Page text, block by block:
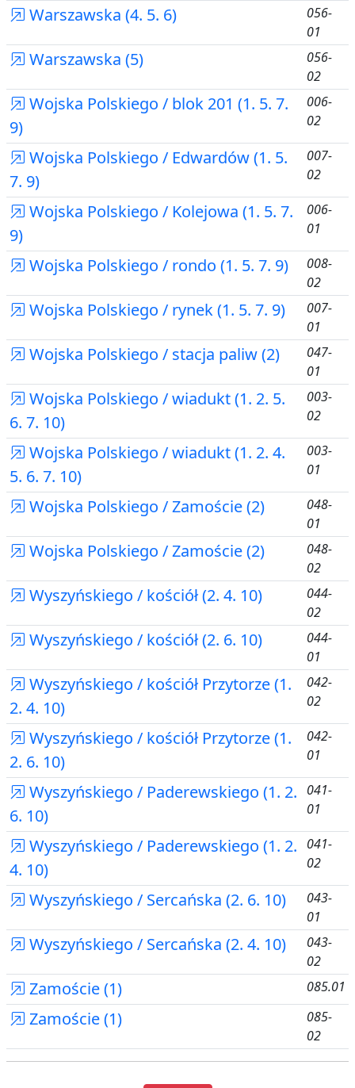
Warszawska (4. 5. 6)
056-
01
Warszawska (5)
056-
02
Wojska Polskiego / blok 201 (1. 5. 7.
9)
006-
02
Wojska Polskiego / Edwardów (1. 5.
7. 9)
007-
02
Wojska Polskiego / Kolejowa (1. 5. 7.
9)
006-
01
Wojska Polskiego / rondo (1. 5. 7. 9)
008-
02
Wojska Polskiego / rynek (1. 5. 7. 9)
007-
01
Wojska Polskiego / stacja paliw (2)
047-
01
Wojska Polskiego / wiadukt (1. 2. 5.
6. 7. 10)
003-
02
Wojska Polskiego / wiadukt (1. 2. 4.
5. 6. 7. 10)
003-
01
Wojska Polskiego / Zamoście (2)
048-
01
Wojska Polskiego / Zamoście (2)
048-
02
Wyszyńskiego / kościół (2. 4. 10)
044-
02
Wyszyńskiego / kościół (2. 6. 10)
044-
01
Wyszyńskiego / kościół Przytorze (1.
2. 4. 10)
042-
02
Wyszyńskiego / kościół Przytorze (1.
2. 6. 10)
042-
01
Wyszyńskiego / Paderewskiego (1. 2.
6. 10)
041-
01
Wyszyńskiego / Paderewskiego (1. 2.
4. 10)
041-
02
Wyszyńskiego / Sercańska (2. 6. 10)
043-
01
Wyszyńskiego / Sercańska (2. 4. 10)
043-
02
Zamoście (1) 085.01
Zamoście (1)
085-
02